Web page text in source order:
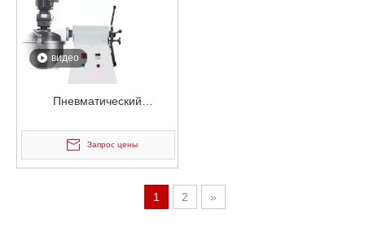
видео
Пневматический
электростатический
смеситель для контейнеров
Запрос цены
1 2 »